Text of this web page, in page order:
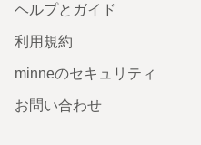
ヘルプとガイド
利用規約
minneのセキュリティ
お問い合わせ